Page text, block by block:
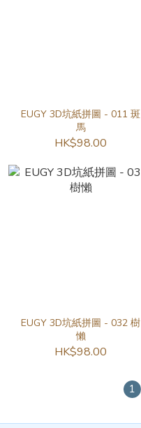
EUGY 3D坑紙拼圖 - 011 斑
馬
HK$98.00
EUGY 3D坑紙拼圖 - 032 樹
懶
HK$98.00
1